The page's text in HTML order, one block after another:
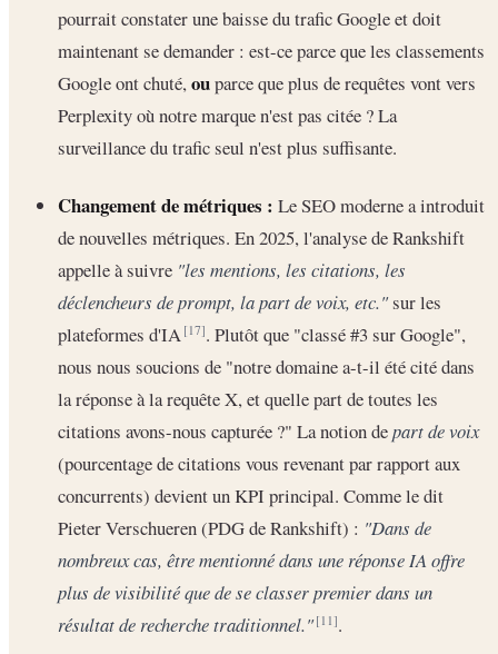
pourrait constater une baisse du trafic Google et doit
maintenant se demander : est-ce parce que les classements
Google ont chuté, ouparce que plus de requêtes vont vers
Perplexity où notre marque n'est pas citée ? La
surveillance du trafic seul n'est plus suffisante.
Changement de métriques : Le SEO moderne a introduit
de nouvelles métriques. En 2025, l'analyse de Rankshift
appelle à suivre "les mentions, les citations, les
déclencheurs de prompt, la part de voix, etc."sur les
plateformes d'IA[17]. Plutôt que "classé #3 sur Google",
nous nous soucions de "notre domaine a-t-il été cité dans
la réponse à la requête X, et quelle part de toutes les
citations avons-nous capturée ?" La notion depart de voix
(pourcentage de citations vous revenant par rapport aux
concurrents) devient un KPI principal. Comme le dit
Pieter Verschueren (PDG de Rankshift) : "Dans de
nombreux cas, être mentionné dans une réponse IA offre
plus de visibilité que de se classer premier dans un
résultat de recherche traditionnel." [11].